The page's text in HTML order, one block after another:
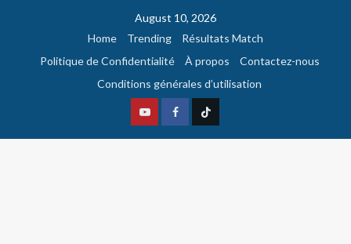
August 10, 2026
Home
Trending
Résultats Match
Politique de Confidentialité
À propos
Contactez-nous
Conditions générales d’utilisation